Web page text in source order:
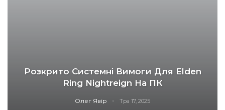
Розкрито Системні Вимоги Для Elden
Ring Nightreign На ПК
Олег Явір Тра 17, 2025